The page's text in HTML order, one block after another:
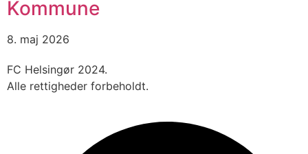
Kommune
8. maj 2026
FC Helsingør 2024.
Alle rettigheder forbeholdt.